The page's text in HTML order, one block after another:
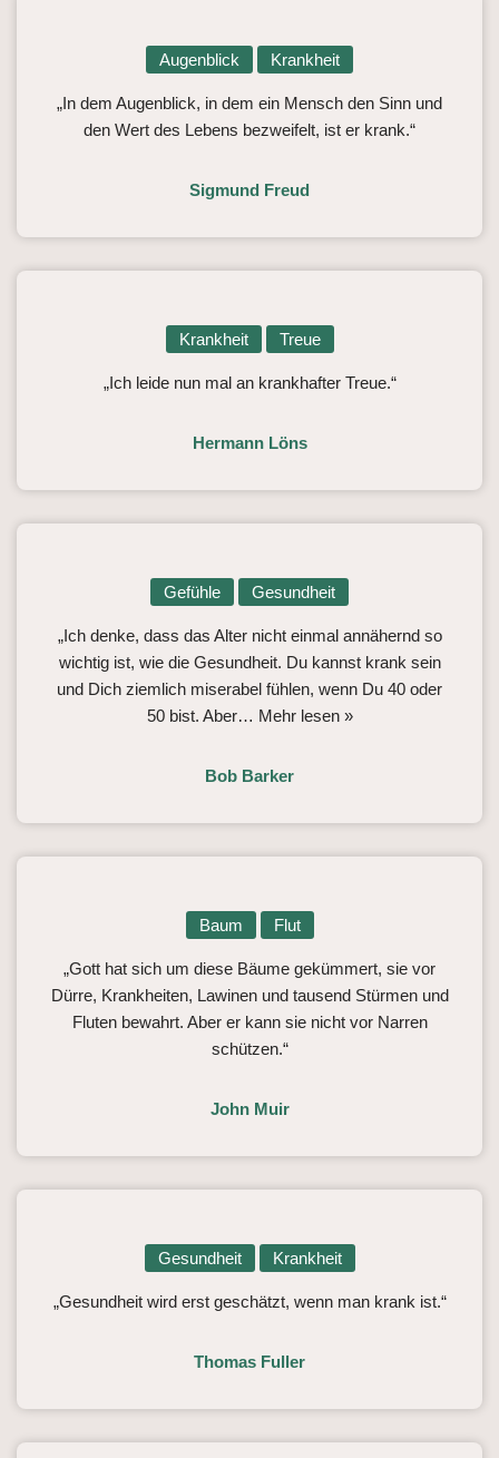
Augenblick Krankheit
„In dem Augenblick, in dem ein Mensch den Sinn und
den Wert des Lebens bezweifelt, ist er krank.“
Sigmund Freud
Krankheit Treue
„Ich leide nun mal an krankhafter Treue.“
Hermann Löns
Gefühle Gesundheit
„Ich denke, dass das Alter nicht einmal annähernd so
wichtig ist, wie die Gesundheit. Du kannst krank sein
und Dich ziemlich miserabel fühlen, wenn Du 40 oder
50 bist. Aber… Mehr lesen »
Bob Barker
Baum Flut
„Gott hat sich um diese Bäume gekümmert, sie vor
Dürre, Krankheiten, Lawinen und tausend Stürmen und
Fluten bewahrt. Aber er kann sie nicht vor Narren
schützen.“
John Muir
Gesundheit Krankheit
„Gesundheit wird erst geschätzt, wenn man krank ist.“
Thomas Fuller